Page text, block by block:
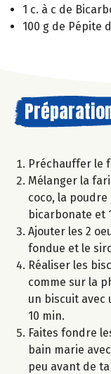
1 c. à c de
100 g de Pépite
Préchauffer le
Mélanger la
coco, la poudre
bicarbonate et
Ajouter les 2
fondue et le
Réaliser les
comme sur la
un biscuit avec
10 min.
Faites fondre
bain marie
peu avant de